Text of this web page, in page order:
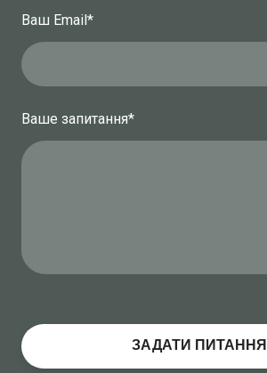
Ваш Email*
Ваше запитання*
ЗАДАТИ ПИТАННЯ